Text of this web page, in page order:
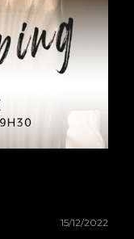
15/12/2022